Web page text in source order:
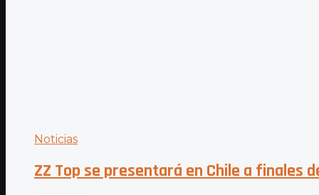
Noticias
ZZ Top se presentará en Chile a finales